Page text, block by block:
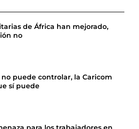
de África han mejorado,
no
puede controlar, la Caricom
sí puede